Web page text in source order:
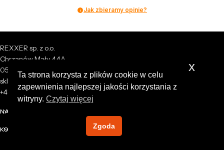
Jak zbieramy opinie?
REXXER sp. z o.o.
Chrzanów Mały 44A
05-825 Grodzisk Mazowiecki
sklep@rexxer.pl
+48 512 477 473
NASZA FIRMA
KONTO
Ta strona korzysta z plików cookie w celu
zapewnienia najlepszej jakości korzystania z
witryny.Czytaj więcej
Zgoda
x